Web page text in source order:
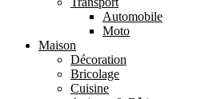
Automobile
Moto
Maison
Décoration
Bricolage
Cuisine